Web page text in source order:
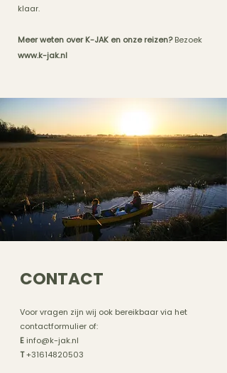
klaar.
Meer weten over K-JAK en onze reizen?Bezoek
www.k-jak.nl
CONTACT
Voor vragen zijn wij ook bereikbaar via het
contactformulier of:
E info@k-jak.nl
T+31614820503